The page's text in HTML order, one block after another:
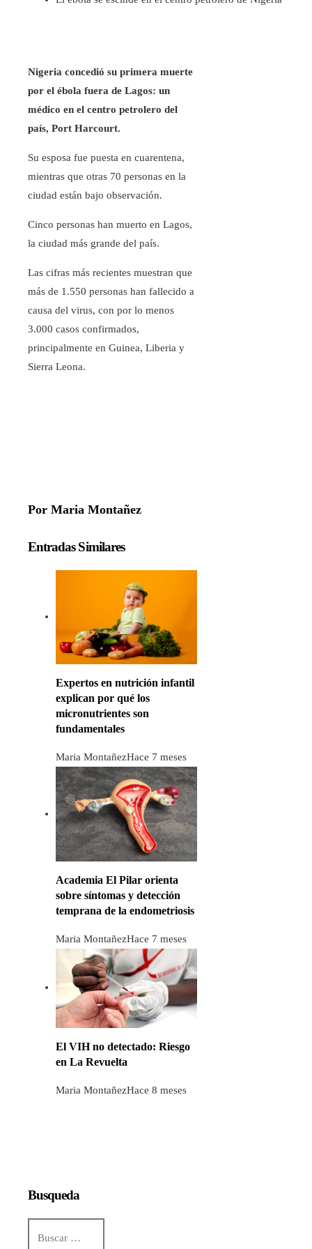
Nigeria concedió su primera muerte
por el ébola fuera de Lagos: un
médico en el centro petrolero del
país, Port Harcourt.
Su esposa fue puesta en cuarentena,
mientras que otras 70 personas en la
ciudad están bajo observación.
Cinco personas han muerto en Lagos,
la ciudad más grande del país.
Las cifras más recientes muestran que
más de 1.550 personas han fallecido a
causa del virus, con por lo menos
3.000 casos confirmados,
principalmente en Guinea, Liberia y
Sierra Leona.
Por Maria Montañez
Entradas Similares
Expertos en nutrición infantil
explican por qué los
micronutrientes son
fundamentales
Maria MontañezHace 7 meses
Academia El Pilar orienta
sobre síntomas y detección
temprana de la endometriosis
Maria MontañezHace 7 meses
El VIH no detectado: Riesgo
en La Revuelta
Maria MontañezHace 8 meses
Busqueda